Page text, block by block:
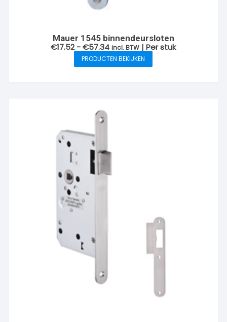
Mauer 1545 binnendeursloten
€17.52 - €57.34Prijsklasse:
€17.52
tot
€57.34
incl. BTW | Per stuk
PRODUCTEN BEKIJKEN